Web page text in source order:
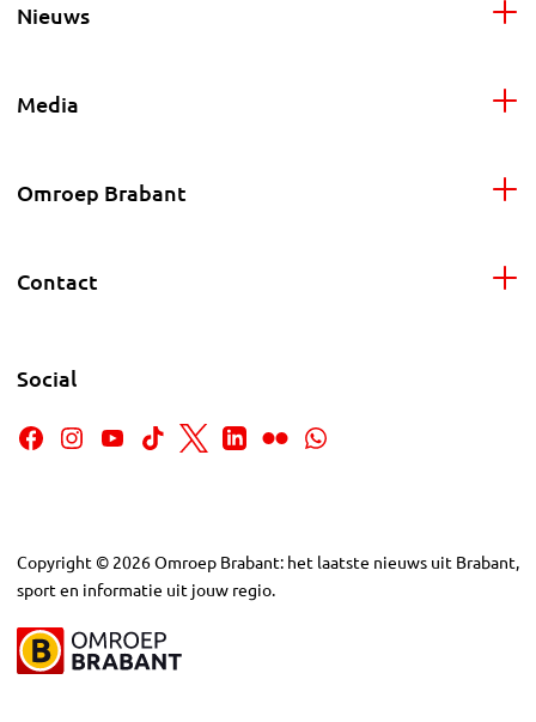
Nieuws
Media
Omroep Brabant
Contact
Social
Copyright © 2026Omroep Brabant: het laatste nieuws uit Brabant,
sport en informatie uit jouw regio.